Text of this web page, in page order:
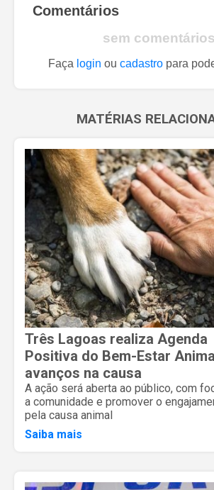
Comentários
sem comentários
Faça login ou cadastropara
MATÉRIAS
Três Lagoas realiza Agenda
Positiva do Bem-Estar
avanços na causa
A ação será aberta ao público, com
a comunidade e promover o
pela causa animal
Saiba mais